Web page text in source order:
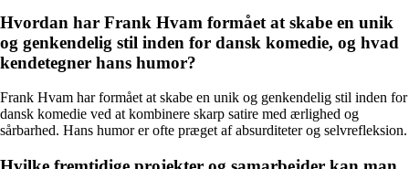
Hvordan har Frank Hvam formået at skabe en unik
og genkendelig stil inden for dansk komedie, og hvad
kendetegner hans humor?
Frank Hvam har formået at skabe en unik og genkendelig stil inden for
dansk komedie ved at kombinere skarp satire med ærlighed og
sårbarhed. Hans humor er ofte præget af absurditeter og selvrefleksion.